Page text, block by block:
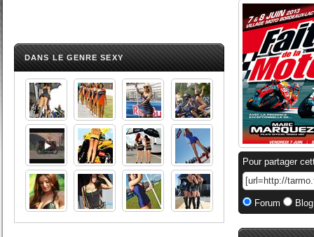
DANS LE GENRE SEXY
Pour partager
Forum